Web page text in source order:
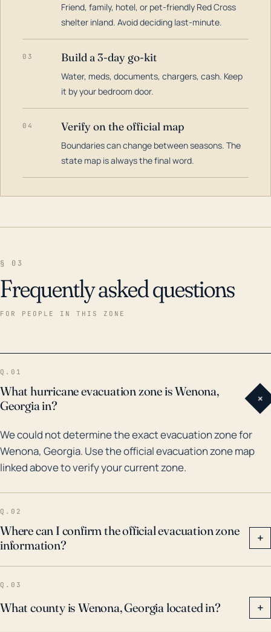
Friend, family, hotel, or pet-friendly Red Cross
shelter inland. Avoid deciding last-minute.
03 Build a 3-day go-kit
Water, meds, documents, chargers, cash. Keep
it by your bedroom door.
04 Verify on the official map
Boundaries can change between seasons. The
state map is always the final word.
§ 03
Frequently asked questions
FOR PEOPLE IN THIS ZONE
Q.01
What hurricane evacuation zone is Wenona,
Georgia in?
+
We could not determine the exact evacuation zone for
Wenona, Georgia. Use the official evacuation zone map
linked above to verify your current zone.
Q.02
Where can I confirm the official evacuation zone
information?
+
Q.03
What county is Wenona, Georgia located in? +